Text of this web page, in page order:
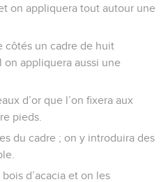
on appliquera tout autour une
côtés un cadre de huit
on appliquera aussi une
d’or que l’on fixera aux
pieds.
du cadre ; on y introduira des
d’acacia et on les